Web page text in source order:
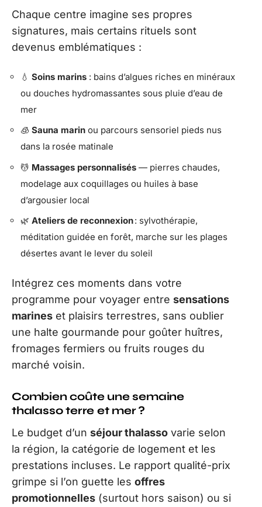
Chaque centre imagine ses propres
signatures, mais certains rituels sont
devenus emblématiques :
💧 Soins marins : bains d’algues riches en minéraux
ou douches hydromassantes sous pluie d’eau de
mer
🧊 Sauna marin ou parcours sensoriel pieds nus
dans la rosée matinale
💆 Massages personnalisés — pierres chaudes,
modelage aux coquillages ou huiles à base
d’argousier local
🌿 Ateliers de reconnexion: sylvothérapie,
méditation guidée en forêt, marche sur les plages
désertes avant le lever du soleil
Intégrez ces moments dans votre
programme pour voyager entre sensations
marines et plaisirs terrestres, sans oublier
une halte gourmande pour goûter huîtres,
fromages fermiers ou fruits rouges du
marché voisin.
Combien coûte une semaine
thalasso terre et mer ?
Le budget d’un séjour thalasso varie selon
la région, la catégorie de logement et les
prestations incluses. Le rapport qualité-prix
grimpe si l’on guette les offres
promotionnelles (surtout hors saison) ou si